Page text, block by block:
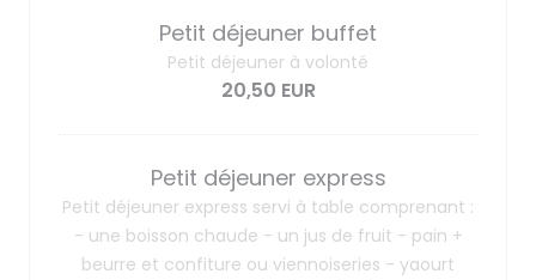
Petit déjeuner buffet
Petit déjeuner à volonté
20,50 EUR
Petit déjeuner express
Petit déjeuner express servi à table comprenant :
- une boisson chaude - un jus de fruit - pain +
beurre et confiture ou viennoiseries - yaourt